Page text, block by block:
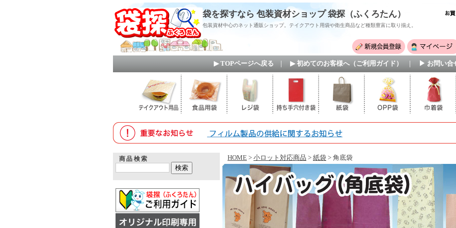
袋を探すなら 包装資材ショップ 袋探（ふくろたん）
包装資材中心のネット通販ショップ。テイクアウト用袋や衛生商品など種類豊富に取り揃え。
▶ TOPページへ戻る ▶ 初めてのお客様へ（ご利用ガイド） ▶ お問い合
商品検索 HOME > 小ロット対応商品 > 紙袋 > 角底袋